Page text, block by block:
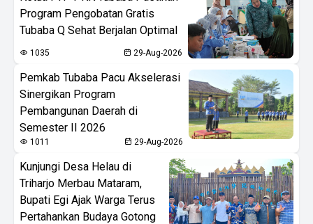
Program Pengobatan Gratis
Tubaba Q Sehat Berjalan Optimal
1035 29-Aug-2026
Pemkab Tubaba Pacu Akselerasi
Sinergikan Program
Pembangunan Daerah di
Semester II 2026
1011 29-Aug-2026
Kunjungi Desa Helau di
Triharjo Merbau Mataram,
Bupati Egi Ajak Warga Terus
Pertahankan Budaya Gotong